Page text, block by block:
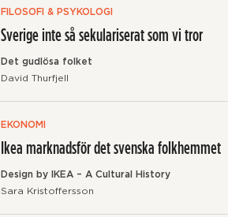
FILOSOFI & PSYKOLOGI
Sverige inte så sekulariserat som vi tror
Det gudlösa folket
David Thurfjell
EKONOMI
Ikea marknadsför det svenska folkhemmet
Design by IKEA – A Cultural History
Sara Kristoffersson